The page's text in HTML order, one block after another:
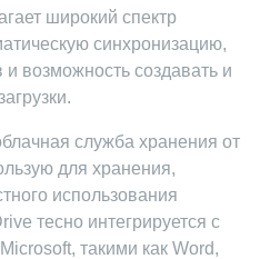
широкий спектр
синхронизацию,
возможность создавать и
служба хранения от
для хранения,
использования
тесно интегрируется с
такими как Word,